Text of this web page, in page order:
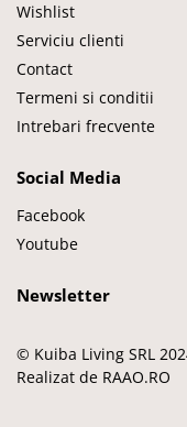
Wishlist
Serviciu clienti
Contact
Termeni si conditii
Intrebari frecvente
Social Media
Facebook
Youtube
Newsletter
© Kuiba Living SRL
Realizat de RAAO.RO